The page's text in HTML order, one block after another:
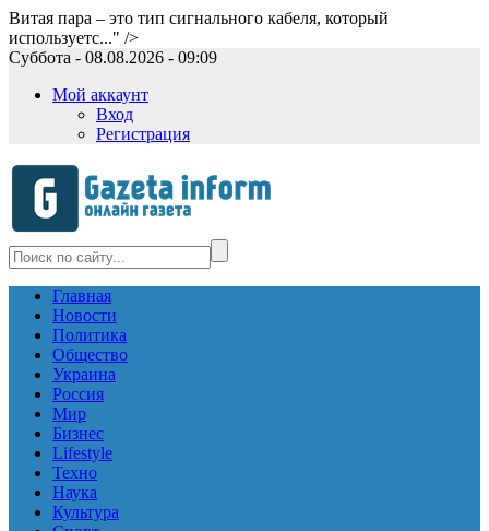
Витая пара – это тип сигнального кабеля, который
используетс..." />
Суббота - 08.08.2026 - 09:09
Мой аккаунт
Вход
Регистрация
Главная
Новости
Политика
Общество
Украина
Россия
Мир
Бизнес
Lifestyle
Техно
Наука
Культура